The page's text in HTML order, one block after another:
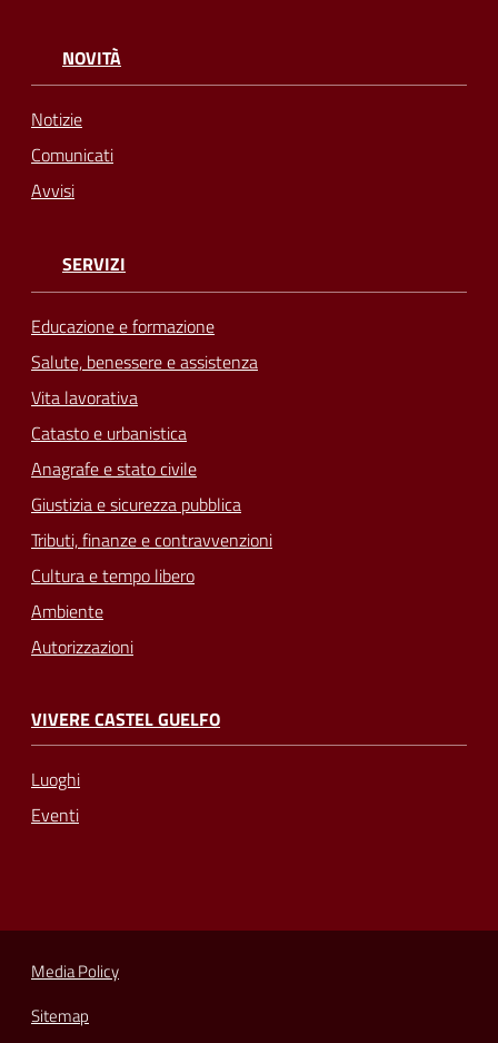
NOVITÀ
Notizie
Comunicati
Avvisi
SERVIZI
Educazione e formazione
Salute, benessere e assistenza
Vita lavorativa
Catasto e urbanistica
Anagrafe e stato civile
Giustizia e sicurezza pubblica
Tributi, finanze e contravvenzioni
Cultura e tempo libero
Ambiente
Autorizzazioni
VIVERE CASTEL GUELFO
Luoghi
Eventi
Media Policy
Sitemap